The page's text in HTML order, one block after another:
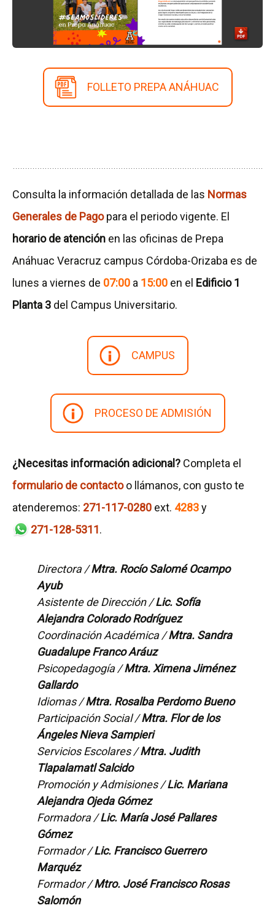
FOLLETO PREPA ANÁHUAC
Consulta la información detallada de las Normas
Generales de Pagopara el periodo vigente. El
horario de atención en las oficinas de Prepa
Anáhuac Veracruz campus Córdoba-Orizaba es de
lunes a viernes de 07:00 a 15:00 en el Edificio 1
Planta 3 del Campus Universitario.
CAMPUS
PROCESO DE ADMISIÓN
¿Necesitas información adicional? Completa el
formulario de contactoo llámanos, con gusto te
atenderemos: 271-117-0280 ext. 4283y
271-128-5311.
Directora /Mtra. Rocío Salomé Ocampo
Ayub
Asistente de Dirección /Lic. Sofía
Alejandra Colorado Rodríguez
Coordinación Académica /Mtra. Sandra
Guadalupe Franco Aráuz
Psicopedagogía /Mtra. Ximena Jiménez
Gallardo
Idiomas /Mtra. Rosalba Perdomo Bueno
Participación Social /Mtra. Flor de los
Ángeles Nieva Sampieri
Servicios Escolares /Mtra. Judith
Tlapalamatl Salcido
Promoción y Admisiones /Lic. Mariana
Alejandra Ojeda Gómez
Formadora /Lic. María José Pallares
Gómez
Formador /Lic. Francisco Guerrero
Marquéz
Formador /Mtro. José Francisco Rosas
Salomón